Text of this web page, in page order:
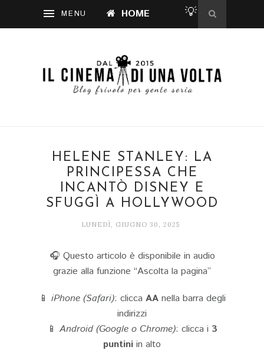
HOME 💡
HELENE STANLEY: LA
PRINCIPESSA CHE
INCANTÒ DISNEY E
SFUGGÌ A HOLLYWOOD
LUNEDÌ, GIUGNO 30, 2025
🎧 Questo articolo è disponibile in audio
grazie alla funzione “Ascolta la pagina”
📱 iPhone (Safari): clicca AAnella barra degli
indirizzi
📱 Android (Google o Chrome): clicca i 3
puntini in alto